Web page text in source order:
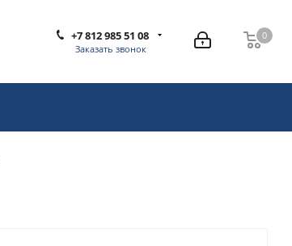
0
0
+7 812 985 51 08
Заказать звонок